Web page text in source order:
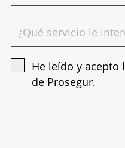
¿Qué servicio le
He leído y acepto
de Prosegur.